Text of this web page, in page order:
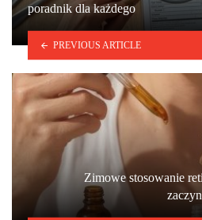
poradnik dla każdego
PREVIOUS ARTICLE
Zimowe stosowanie